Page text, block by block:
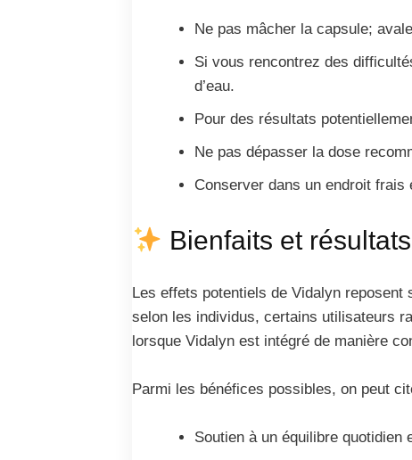
Ne pas mâcher la capsule;
Si vous rencontrez des
d’eau.
Pour des résultats
Ne pas dépasser la dose
Conserver dans un endroit frais
Bienfaits et
Les effets potentiels de Vidalyn
selon les individus, certains utilisateurs
lorsque Vidalyn est intégré de manière
Parmi les bénéfices possibles, on peut
Soutien à un équilibre